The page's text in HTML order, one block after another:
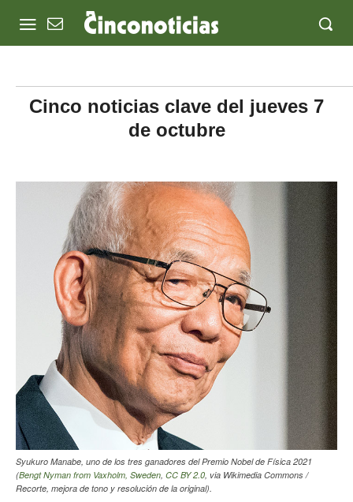
Cinco noticias clave del jueves 7
de octubre
Syukuro Manabe, uno de los tres ganadores del Premio Nobel de Física 2021
(Bengt Nyman from Vaxholm, Sweden, CC BY 2.0, via Wikimedia Commons /
Recorte, mejora de tono y resolución de la original).